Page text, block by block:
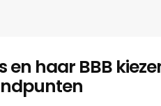
en haar BBB